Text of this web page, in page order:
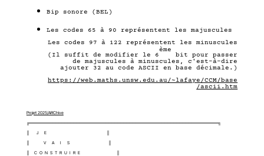
Bip sonore (BEL)
Les codes 65 à 90 représentent les majuscules
Les codes 97 à 122 représentent les minuscules
(Il suffit de modifier le 6
ème
bit pour passer
de majuscules à minuscules, c'est-à-dire
ajouter 32 au code ASCII en base décimale.)
https://web.maths.unsw.edu.au/~lafaye/CCM/base
/ascii.htm
Projet 2025/ARChive
╔════════════════════════════════════════════════════════════════╗
J E
V A I S
C O N S T R U I R E